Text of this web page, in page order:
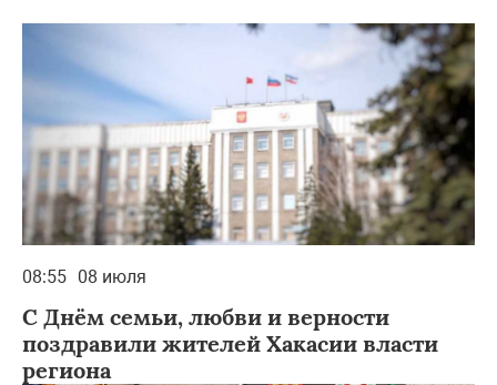
08:55 08 июля
С Днём семьи, любви и верности
поздравили жителей Хакасии власти
региона